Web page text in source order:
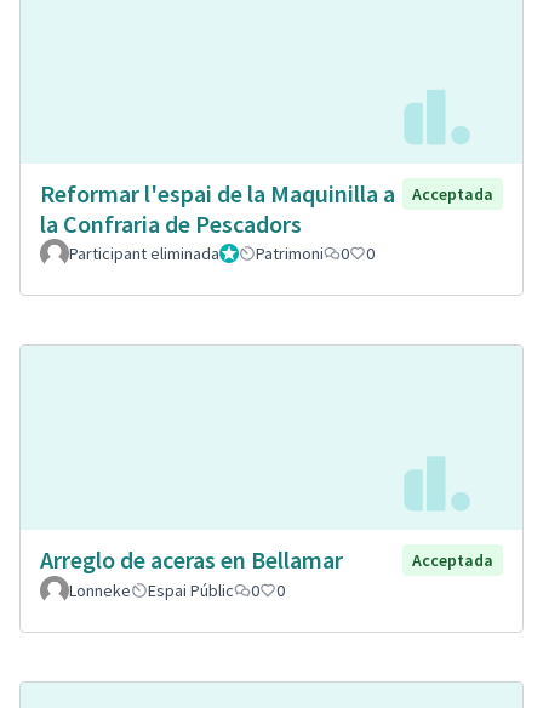
Reformar l'espai de la Maquinilla a
la Confraria de Pescadors
Acceptada
Participant eliminadaAdministrador
Patrimoni 0 0
Arreglo de aceras en Bellamar
Acceptada
Lonneke
Espai Públic 0 0